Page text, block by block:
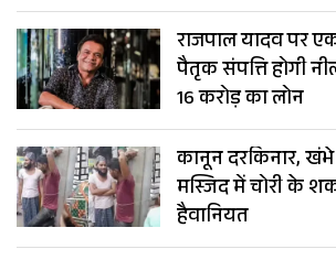
राजपाल यादव पर
पैतृक संपत्ति होगी
16 करोड़ का लोन
कानून दरकिनार,
मस्जिद में चोरी के
हैवानियत